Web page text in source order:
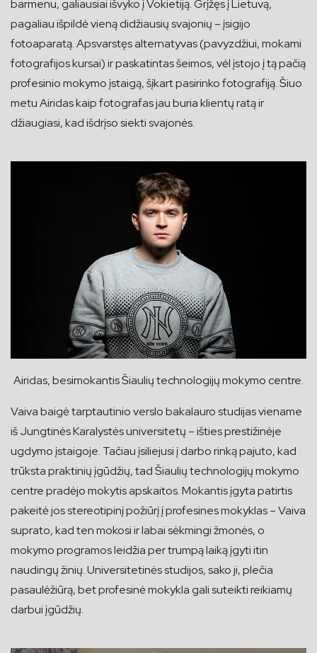
barmenu, galiausiai išvyko į Vokietiją. Grįžęs į Lietuvą,
pagaliau išpildė vieną didžiausių svajonių – įsigijo
fotoaparatą. Apsvarstęs alternatyvas (pavyzdžiui, mokami
fotografijos kursai) ir paskatintas šeimos, vėl įstojo į tą pačią
profesinio mokymo įstaigą, šįkart pasirinko fotografiją. Šiuo
metu Airidas kaip fotografas jau buria klientų ratą ir
džiaugiasi, kad išdrįso siekti svajonės.
Airidas, besimokantis Šiaulių technologijų mokymo centre.
Vaiva baigė tarptautinio verslo bakalauro studijas viename
iš Jungtinės Karalystės universitetų – išties prestižinėje
ugdymo įstaigoje. Tačiau įsiliejusi į darbo rinką pajuto, kad
trūksta praktinių įgūdžių, tad Šiaulių technologijų mokymo
centre pradėjo mokytis apskaitos. Mokantis įgyta patirtis
pakeitė jos stereotipinį požiūrį į profesines mokyklas – Vaiva
suprato, kad ten mokosi ir labai sėkmingi žmonės, o
mokymo programos leidžia per trumpą laiką įgyti itin
naudingų žinių. Universitetinės studijos, sako ji, plečia
pasaulėžiūrą, bet profesinė mokykla gali suteikti reikiamų
darbui įgūdžių.